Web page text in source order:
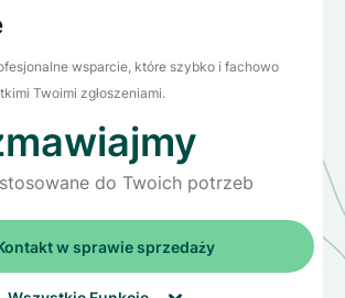
i konserwacja
wsparcie, które szybko i fachowo
Twoimi zgłoszeniami.
do Twoich potrzeb
w sprawie sprzedaży